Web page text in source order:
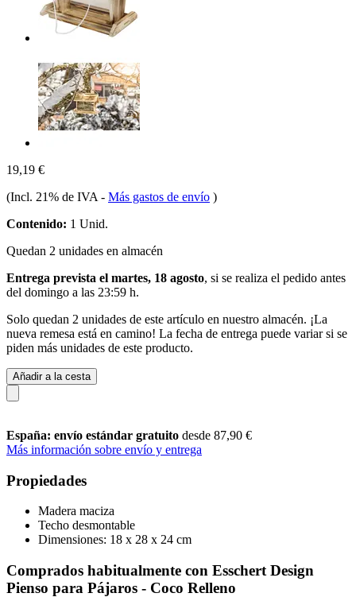
19,19 €
(Incl. 21% de IVA - Más gastos de envío )
Contenido: 1 Unid.
Quedan 2 unidades en almacén
Entrega prevista el martes, 18 agosto, si se realiza el pedido antes
del domingo a las 23:59 h.
Solo quedan 2 unidades de este artículo en nuestro almacén. ¡La
nueva remesa está en camino! La fecha de entrega puede variar si se
piden más unidades de este producto.
Añadir a la cesta
España: envío estándar gratuito desde 87,90 €
Más información sobre envío y entrega
Propiedades
Madera maciza
Techo desmontable
Dimensiones: 18 x 28 x 24 cm
Comprados habitualmente con Esschert Design
Pienso para Pájaros - Coco Relleno